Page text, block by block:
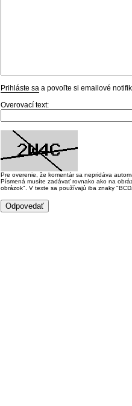
Prihláste sa a povoľte si emailové
Overovací text:
Pre overenie, že komentár sa nepridáva
Písmená musíte zadávať rovnako ako na
obrázok". V texte sa používajú iba znaky